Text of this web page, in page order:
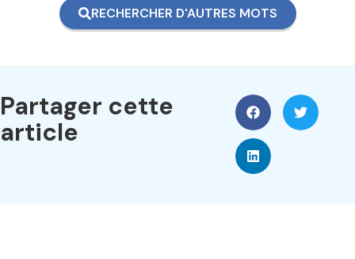
RECHERCHER D'AUTRES MOTS
Partager cette
article